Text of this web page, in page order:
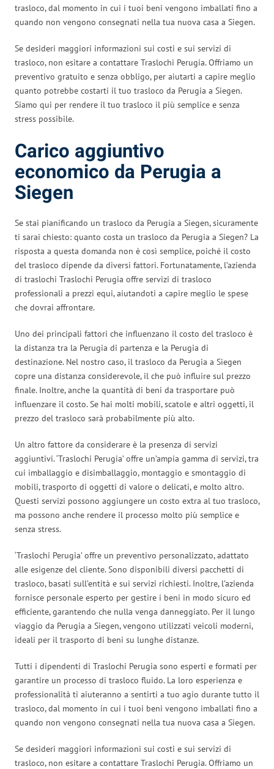
trasloco, dal momento in cui i tuoi beni vengono imballati fino a
quando non vengono consegnati nella tua nuova casa a Siegen.
Se desideri maggiori informazioni sui costi e sui servizi di
trasloco, non esitare a contattare Traslochi Perugia. Offriamo un
preventivo gratuito e senza obbligo, per aiutarti a capire meglio
quanto potrebbe costarti il tuo trasloco da Perugia a Siegen.
Siamo qui per rendere il tuo trasloco il più semplice e senza
stress possibile.
Carico aggiuntivo
economico da Perugia a
Siegen
Se stai pianificando un trasloco da Perugia a Siegen, sicuramente
ti sarai chiesto: quanto costa un trasloco da Perugia a Siegen? La
risposta a questa domanda non è così semplice, poiché il costo
del trasloco dipende da diversi fattori. Fortunatamente, l’azienda
di traslochi Traslochi Perugia offre servizi di trasloco
professionali a prezzi equi, aiutandoti a capire meglio le spese
che dovrai affrontare.
Uno dei principali fattori che influenzano il costo del trasloco è
la distanza tra la Perugia di partenza e la Perugia di
destinazione. Nel nostro caso, il trasloco da Perugia a Siegen
copre una distanza considerevole, il che può influire sul prezzo
finale. Inoltre, anche la quantità di beni da trasportare può
influenzare il costo. Se hai molti mobili, scatole e altri oggetti, il
prezzo del trasloco sarà probabilmente più alto.
Un altro fattore da considerare è la presenza di servizi
aggiuntivi. ‘Traslochi Perugia’ offre un’ampia gamma di servizi, tra
cui imballaggio e disimballaggio, montaggio e smontaggio di
mobili, trasporto di oggetti di valore o delicati, e molto altro.
Questi servizi possono aggiungere un costo extra al tuo trasloco,
ma possono anche rendere il processo molto più semplice e
senza stress.
‘Traslochi Perugia’ offre un preventivo personalizzato, adattato
alle esigenze del cliente. Sono disponibili diversi pacchetti di
trasloco, basati sull’entità e sui servizi richiesti. Inoltre, l’azienda
fornisce personale esperto per gestire i beni in modo sicuro ed
efficiente, garantendo che nulla venga danneggiato. Per il lungo
viaggio da Perugia a Siegen, vengono utilizzati veicoli moderni,
ideali per il trasporto di beni su lunghe distanze.
Tutti i dipendenti di Traslochi Perugia sono esperti e formati per
garantire un processo di trasloco fluido. La loro esperienza e
professionalità ti aiuteranno a sentirti a tuo agio durante tutto il
trasloco, dal momento in cui i tuoi beni vengono imballati fino a
quando non vengono consegnati nella tua nuova casa a Siegen.
Se desideri maggiori informazioni sui costi e sui servizi di
trasloco, non esitare a contattare Traslochi Perugia. Offriamo un